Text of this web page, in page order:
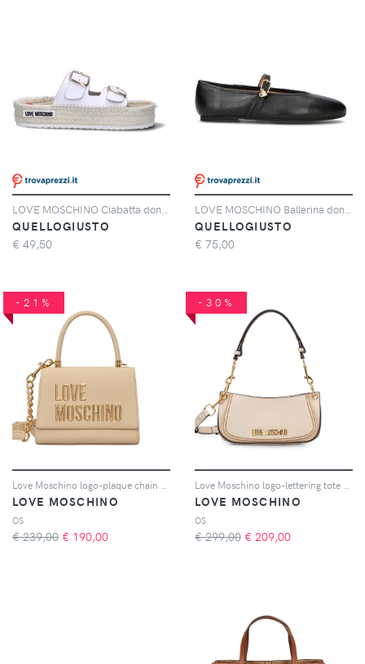
QUELLOGIUSTO
€ 49,50
QUELLOGIUSTO
€ 75,00
-21%
LOVE MOSCHINO
OS
€ 239,00 € 190,00
-30%
LOVE MOSCHINO
OS
€ 299,00 € 209,00